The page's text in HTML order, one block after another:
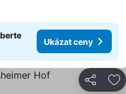
Ukázat ceny
Sdílet